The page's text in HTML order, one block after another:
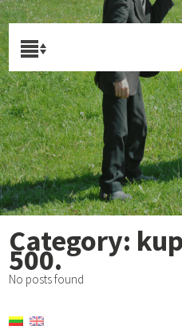
Category:
500.
No posts found